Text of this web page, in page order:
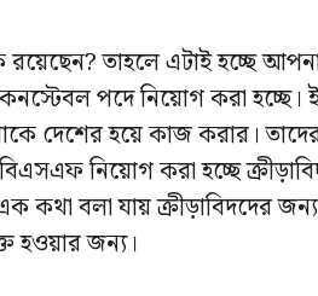
তাহলে এটাই হচ্ছে
পদে নিয়োগ করা হচ্ছে।
দেশের হয়ে কাজ করার।
নিয়োগ করা হচ্ছে
কথা বলা যায় ক্রীড়াবিদদের
হওয়ার জন্য।